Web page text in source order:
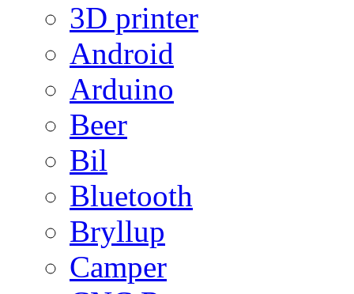
3D printer
Android
Arduino
Beer
Bil
Bluetooth
Bryllup
Camper